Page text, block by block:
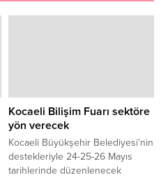
Kocaeli Bilişim Fuarı sektöre
yön verecek
Kocaeli Büyükşehir Belediyesi’nin
destekleriyle 24-25-26 Mayıs
tarihlerinde düzenlenecek